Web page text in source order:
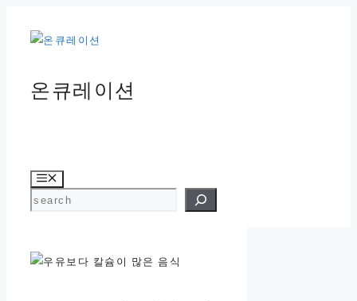
온큐레이션
뉴
검색